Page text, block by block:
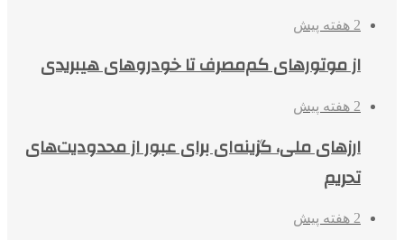
2 هفته پیش
از موتورهای کم‌مصرف تا خودروهای هیبریدی
2 هفته پیش
ارزهای ملی، گزینه‌ای برای عبور از محدودیت‌های
تحریم
2 هفته پیش